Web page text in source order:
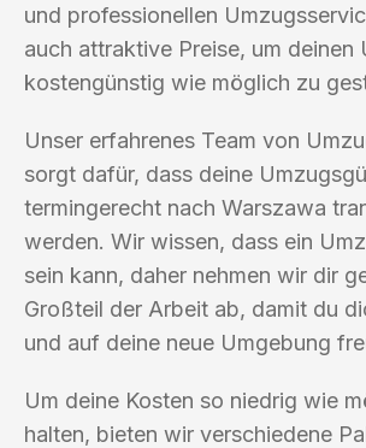
und professionellen
auch attraktive Preise, um deinen
kostengünstig wie möglich zu
Unser erfahrenes Team von
sorgt dafür, dass deine
termingerecht nach Warszawa
werden. Wir wissen, dass ein
sein kann, daher nehmen wir dir
Großteil der Arbeit ab, damit du
und auf deine neue Umgebung
Um deine Kosten so niedrig wie
halten, bieten wir verschiedene